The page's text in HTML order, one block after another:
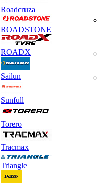
Roadcruza
ROADSTONE
ROADX
Sailun
Sunfull
Torero
Tracmax
Triangle